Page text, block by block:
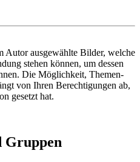
Autor ausgewählte Bilder, welche
stehen können, um dessen
Die Möglichkeit, Themen-
von Ihren Berechtigungen ab,
gesetzt hat.
Gruppen